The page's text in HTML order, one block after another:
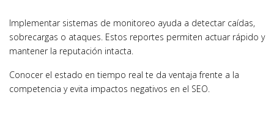
Implementar sistemas de monitoreo ayuda a detectar caídas,
sobrecargas o ataques. Estos reportes permiten actuar rápido y
mantener la reputación intacta.
Conocer el estado en tiempo real te da ventaja frente a la
competencia y evita impactos negativos en el SEO.